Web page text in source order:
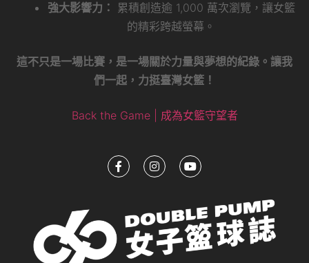
強大影響力：
累積創造逾 1,000 萬次瀏覽，讓女籃
的精彩跨越螢幕。
這不只是一場比賽，是一場關於力量與夢想的紀錄。讓我
們一起，力挺臺灣女籃！
Back the Game | 成為女籃守望者